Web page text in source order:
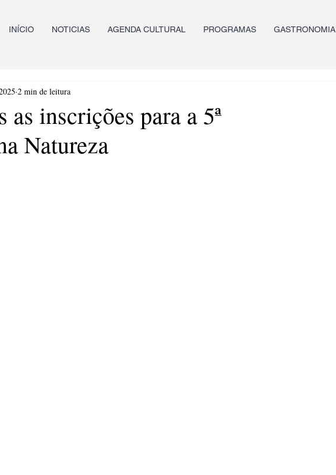
INÍCIO NOTICIAS AGENDA CULTURAL PROGRAMAS GASTRONOMIA
as inscrições para a 5ª
Natureza
2 min de leitura